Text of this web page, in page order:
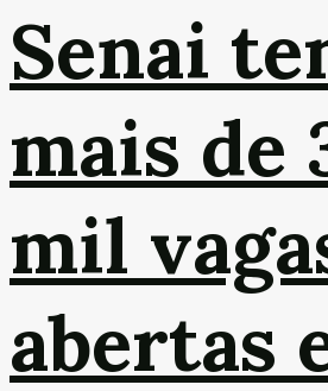
Senai
mais de
mil
abertas